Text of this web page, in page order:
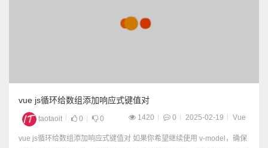
vue js循环给数组添加响应式键值对
taotaoit 0 0 1420 0 2025-02-19 Vue
vue js循环给数组添加响应式键值对 如果你希望继续使用 v-model，确保